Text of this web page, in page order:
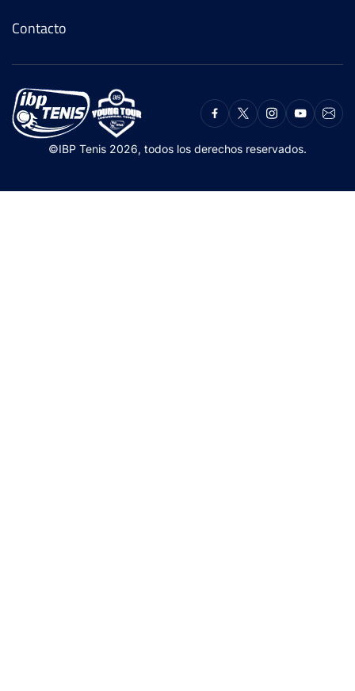
Contacto
©IBP Tenis 2026, todos los derechos reservados.